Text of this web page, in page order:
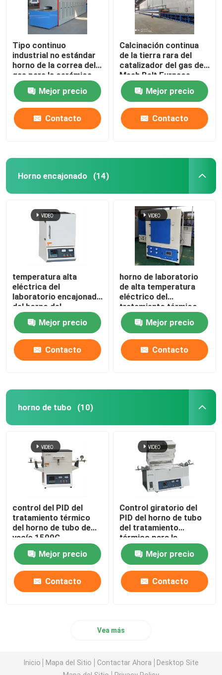
Tipo continuo
industrial no estándar
horno de la correa del
gas para la cerámica
Mejor precio
Contacto
Calcinación continua
de la tierra rara del
catalizador del gas de
Mesh Belt Furnace
Energy Natural
Mejor precio
Contacto
Horno encajonado (14)
temperatura alta
eléctrica del
laboratorio encajonado
del horno del
tratamiento térmico
1200C con el alambre
de resistencia
Mejor precio
Contacto
horno de laboratorio
de alta temperatura
eléctrico del
tratamiento térmico
1400C con el alambre
de resistencia
Mejor precio
Contacto
horno de tubo (10)
control del PID del
tratamiento térmico
del horno de tubo de
vacío 1500C
Mejor precio
Contacto
Control giratorio del
PID del horno de tubo
del tratamiento
térmico para la
calcinación y la
sequedad del
laboratorio
Mejor precio
Contacto
Vea más
Inicio Mapa del Sitio Contactar Ahora
Desktop Site